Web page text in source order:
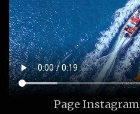
Page Instagram